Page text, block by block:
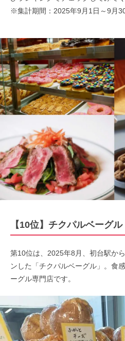
※集計期間：2025年9月1日～9月
【10位】チクパルベーグル
第10位は、2025年8月、初台駅か
ンした「チクパルベーグル」。食
ーグル専門店です。